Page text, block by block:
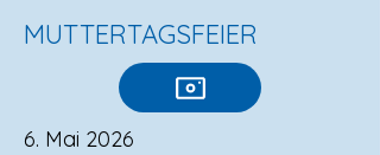
MUTTERTAGSFEIER
6. Mai 2026